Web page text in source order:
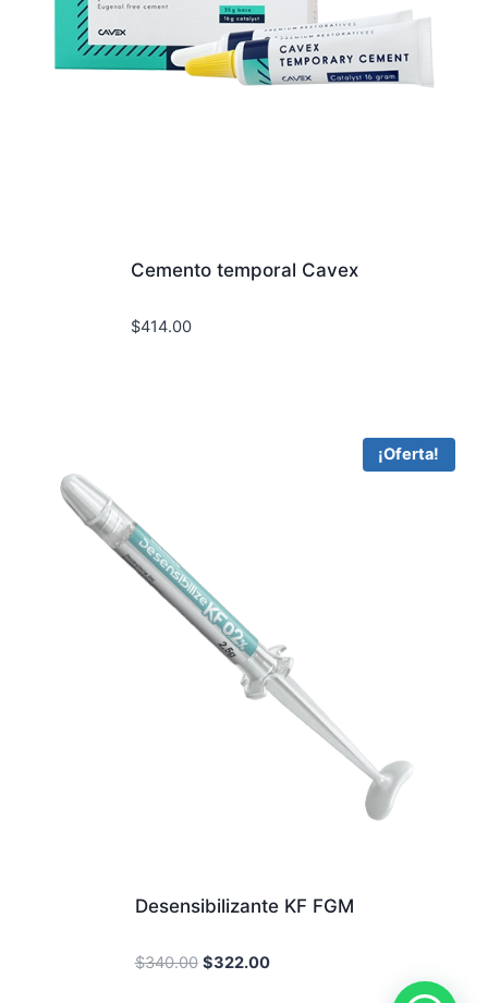
Cemento temporal Cavex
$414.00
¡Oferta!
Desensibilizante KF FGM
$340.00 Original
$322.00Current